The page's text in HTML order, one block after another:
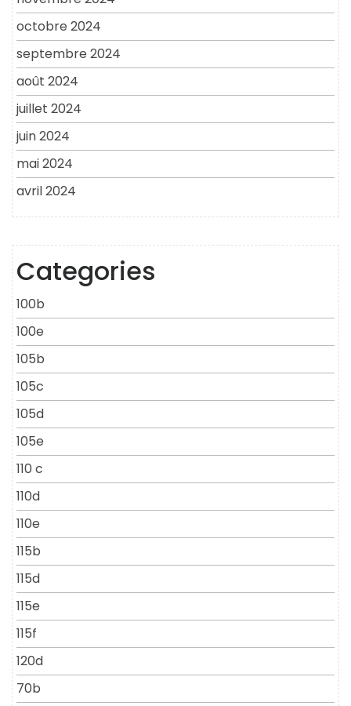
octobre 2024
septembre 2024
août 2024
juillet 2024
juin 2024
mai 2024
avril 2024
Categories
100b
100e
105b
105c
105d
105e
110 c
110d
110e
115b
115d
115e
115f
120d
70b